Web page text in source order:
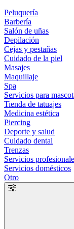
Peluquería
Barbería
Salón de uñas
Depilación
Cejas y pestañas
Cuidado de la piel
Masajes
Maquillaje
Spa
Servicios para
Tienda de tatuajes
Medicina estética
Piercing
Deporte y salud
Cuidado dental
Trenzas
Servicios
Servicios domésticos
Otro